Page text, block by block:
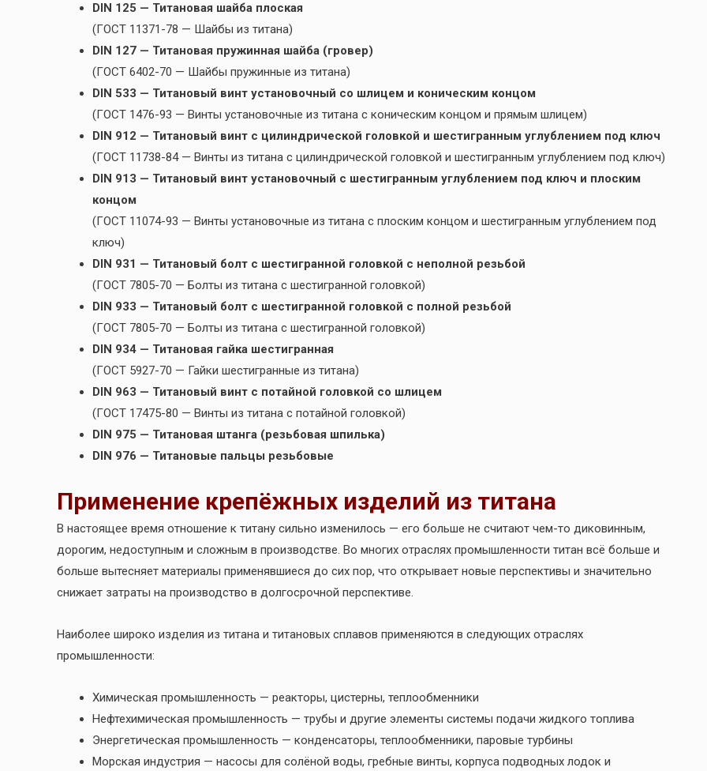
DIN 125 — Титановая шайба плоская
(ГОСТ 11371-78 — Шайбы из титана)
DIN 127 — Титановая пружинная шайба (гровер)
(ГОСТ 6402-70 — Шайбы пружинные из титана)
DIN 533 — Титановый винт установочный со шлицем и коническим концом
(ГОСТ 1476-93 — Винты установочные из титана с коническим концом и прямым шлицем)
DIN 912 — Титановый винт с цилиндрической головкой и шестигранным углублением под ключ
(ГОСТ 11738-84 — Винты из титана с цилиндрической головкой и шестигранным углублением под ключ)
DIN 913 — Титановый винт установочный с шестигранным углублением под ключ и плоским
концом
(ГОСТ 11074-93 — Винты установочные из титана с плоским концом и шестигранным углублением под
ключ)
DIN 931 — Титановый болт с шестигранной головкой с неполной резьбой
(ГОСТ 7805-70 — Болты из титана с шестигранной головкой)
DIN 933 — Титановый болт с шестигранной головкой с полной резьбой
(ГОСТ 7805-70 — Болты из титана с шестигранной головкой)
DIN 934 — Титановая гайка шестигранная
(ГОСТ 5927-70 — Гайки шестигранные из титана)
DIN 963 — Титановый винт с потайной головкой со шлицем
(ГОСТ 17475-80 — Винты из титана с потайной головкой)
DIN 975 — Титановая штанга (резьбовая шпилька)
DIN 976 — Титановые пальцы резьбовые
Применение крепёжных изделий из титана
В настоящее время отношение к титану сильно изменилось — его больше не считают чем-то диковинным,
дорогим, недоступным и сложным в производстве. Во многих отраслях промышленности титан всё больше и
больше вытесняет материалы применявшиеся до сих пор, что открывает новые перспективы и значительно
снижает затраты на производство в долгосрочной перспективе.
Наиболее широко изделия из титана и титановых сплавов применяются в следующих отраслях
промышленности:
Химическая промышленность — реакторы, цистерны, теплообменники
Нефтехимическая промышленность — трубы и другие элементы системы подачи жидкого топлива
Энергетическая промышленность — конденсаторы, теплообменники, паровые турбины
Морская индустрия — насосы для солёной воды, гребные винты, корпуса подводных лодок и